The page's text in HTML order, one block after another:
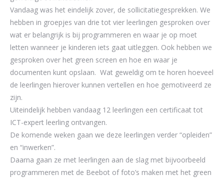
Vandaag was het eindelijk zover, de sollicitatiegesprekken. We
hebben in groepjes van drie tot vier leerlingen gesproken over
wat er belangrijk is bij programmeren en waar je op moet
letten wanneer je kinderen iets gaat uitleggen. Ook hebben we
gesproken over het green screen en hoe en waar je
documenten kunt opslaan. Wat geweldig om te horen hoeveel
de leerlingen hierover kunnen vertellen en hoe gemotiveerd ze
zijn.
Uiteindelijk hebben vandaag 12 leerlingen een certificaat tot
ICT-expert leerling ontvangen.
De komende weken gaan we deze leerlingen verder “opleiden”
en “inwerken”.
Daarna gaan ze met leerlingen aan de slag met bijvoorbeeld
programmeren met de Beebot of foto’s maken met het green